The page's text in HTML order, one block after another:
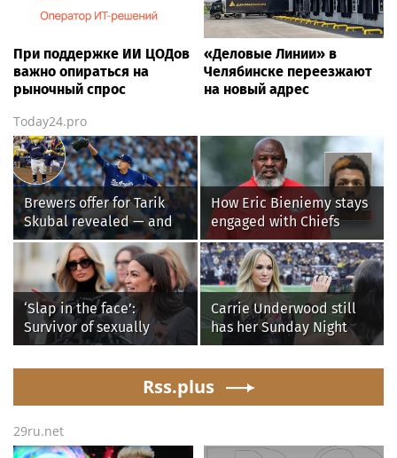
При поддержке ИИ ЦОДов
важно опираться на
рыночный спрос
«Деловые Линии» в
Челябинске переезжают
на новый адрес
Today24.pro
Brewers offer for Tarik
Skubal revealed — and
it’s better than the
Dodgers
How Eric Bieniemy stays
engaged with Chiefs
while tending to wife,
who recovers from
alleged shooting by son
‘Slap in the face’:
Survivor of sexually
explicit deepfakes
Republicans stalling on
Carrie Underwood still
has her Sunday Night
Football fastball,
Baywatch Livvy Dunne!
Rss.plus
29ru.net